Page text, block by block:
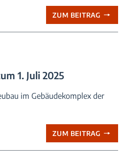
ZUM BEITRAG
1. Juli 2025
im Gebäudekomplex der
ZUM BEITRAG